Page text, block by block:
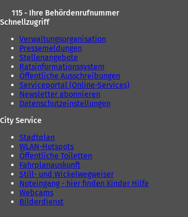
115 - Ihre Behördenrufnummer
Schnellzugriff
Verwaltungsorganisation
Pressemeldungen
Stellenangebote
Ratsinformationssystem
Öffentliche Ausschreibungen
Serviceportal (Online-Services)
Newsletter abonnieren
Datenschutzeinstellungen
City Service
Stadtplan
WLAN-Hotspots
Öffentliche Toiletten
Fahrplanauskunft
Still- und Wickelwegweiser
Noteingang - hier finden Kinder Hilfe
Webcams
Bilderdienst